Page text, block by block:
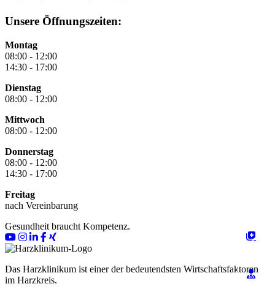
Unsere Öffnungszeiten:
Montag
08:00 - 12:00
14:30 - 17:00
Dienstag
08:00 - 12:00
Mittwoch
08:00 - 12:00
Donnerstag
08:00 - 12:00
14:30 - 17:00
Freitag
nach Vereinbarung
Gesundheit braucht Kompetenz.
Das Harzklinikum ist einer der bedeutendsten Wirtschaftsfaktoren
im Harzkreis.